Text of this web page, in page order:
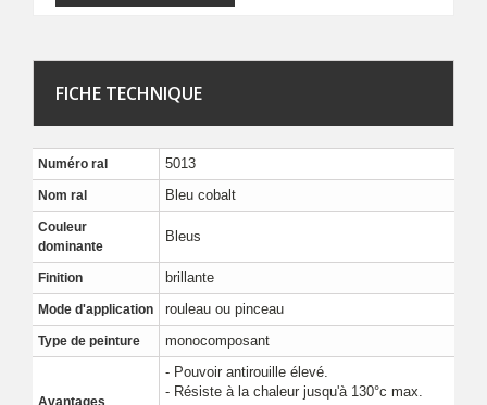
FICHE TECHNIQUE
Numéro ral 5013
Nom ral Bleu cobalt
Couleur
dominante
Bleus
Finition brillante
Mode d'application rouleau ou pinceau
Type de peinture monocomposant
Avantages
- Pouvoir antirouille élevé.
- Résiste à la chaleur jusqu'à 130°c max.